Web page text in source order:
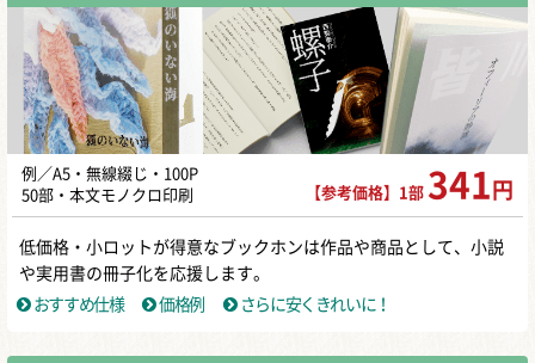
例／A5・無線綴じ・100P
50部・本文モノクロ印刷
【参考価格】1部 341 円
低価格・小ロットが得意なブックホンは作品や商品として、小説
や実用書の冊子化を応援します。
おすすめ仕様
価格例 さらに安くきれいに！